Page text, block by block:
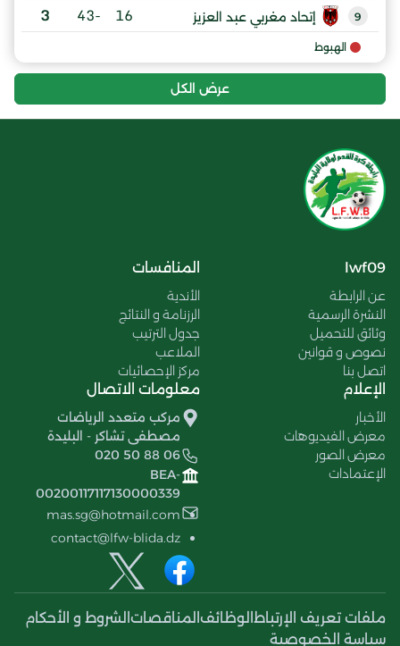
9 إتحاد مغربي عبد العزيز 16
-43
3
الهبوط
عرض الكل
lwf09
عن الرابطة
النشرة الرسمية
وثائق للتحميل
نصوص و قوانين
اتصل بنا
المنافسات
الأندية
الرزنامة و النتائج
جدول الترتيب
الملاعب
مركز الإحصائيات
الإعلام
الأخبار
معرض الفيديوهات
معرض الصور
الإعتمادات
معلومات الاتصال
مركب متعدد الرياضات
مصطفى تشاكر - البليدة
020 50 88 06
BEA-
00200117117130000339
mas.sg@hotmail.com
contact@lfw-blida.dz
ملفات تعريف الإرتباط الوظائف المناقصات الشروط و الأحكام
سياسة الخصوصية